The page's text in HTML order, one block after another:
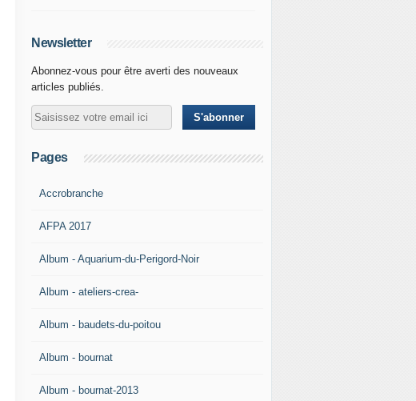
Newsletter
Abonnez-vous pour être averti des nouveaux
articles publiés.
Pages
Accrobranche
AFPA 2017
Album - Aquarium-du-Perigord-Noir
Album - ateliers-crea-
Album - baudets-du-poitou
Album - bournat
Album - bournat-2013